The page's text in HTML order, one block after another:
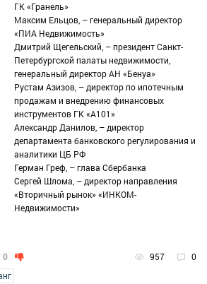
ГК «Гранель»
Максим Ельцов, – генеральный директор
«ПИА Недвижимость»
Дмитрий Щегельский, – президент Санкт-
Петербургской палаты недвижимости,
генеральный директор АН «Бенуа»
Рустам Азизов, – директор по ипотечным
продажам и внедрению финансовых
инструментов ГК «А101»
Александр Данилов, – директор
департамента банковского регулирования и
аналитики ЦБ РФ
Герман Греф, – глава Сбербанка
Сергей Шлома, – директор направления
«Вторичный рынок» «ИНКОМ-
Недвижимости»
0 957 0